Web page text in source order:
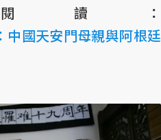
讀：
中國天安門母親與阿根廷